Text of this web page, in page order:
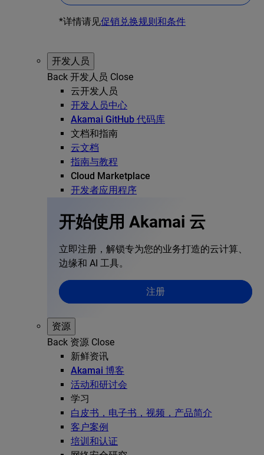
*详情请见促销兑换规则和条件
开发人员
Back 开发人员 Close
云开发人员
开发人员中心
Akamai GitHub 代码库
文档和指南
云文档
指南与教程
Cloud Marketplace
开发者应用程序
开始使用 Akamai 云
立即注册，解锁专为您的业务打造的云计算、
边缘和 AI 工具。
注册
资源
Back 资源 Close
新鲜资讯
Akamai 博客
活动和研讨会
学习
白皮书，电子书，视频，产品简介
客户案例
培训和认证